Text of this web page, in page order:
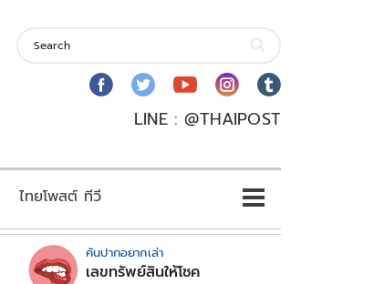
LINE : @THAIPOST
ไทยโพสต์ ทีวี
คันปากอยากเล่า
เลขทรัพย์สินให้โชค